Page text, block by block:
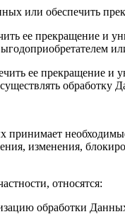
или обеспечить
ее прекращение и
ее прекращение
обработку
принимает
изменения,
относятся:
обработки